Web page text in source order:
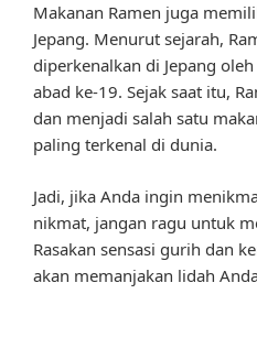
Makanan Ramen juga
Jepang. Menurut sejarah,
diperkenalkan di Jepang
abad ke-19. Sejak saat itu,
dan menjadi salah satu
paling terkenal di dunia.
Jadi, jika Anda ingin
nikmat, jangan ragu untuk
Rasakan sensasi gurih dan
akan memanjakan lidah